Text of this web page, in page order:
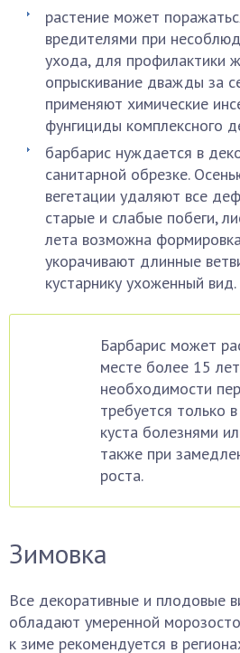
растение может
вредителями при
ухода, для профилактики
опрыскивание дважды за
применяют химические
фунгициды комплексного
барбарис нуждается в
санитарной обрезке.
вегетации удаляют все
старые и слабые побеги,
лета возможна
укорачивают длинные
кустарнику ухоженный вид.
Барбарис может
месте более 15
необходимости
требуется только
куста болезнями
также при
роста.
Зимовка
Все декоративные и плодовые
обладают умеренной
к зиме рекомендуется в